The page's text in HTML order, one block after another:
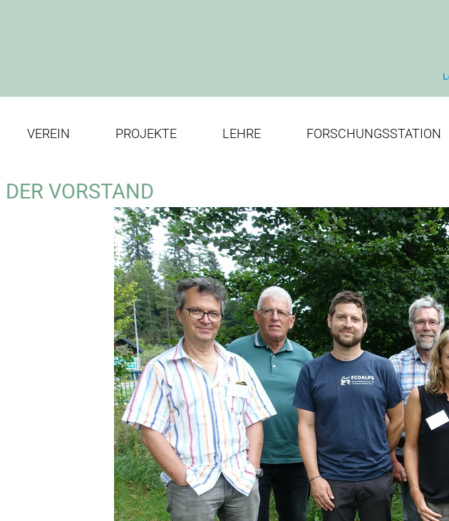
VEREIN PROJEKTE LEHRE FORSCHUNGSSTATION
DER VORSTAND